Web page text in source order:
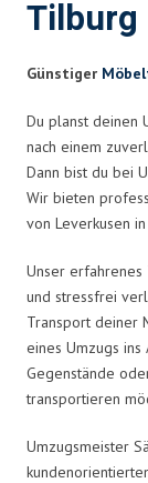
Tilburg
Günstiger
Du planst deinen
nach einem
Dann bist du bei
Wir bieten
von Leverkusen
Unser erfahrenes
und stressfrei
Transport deiner
eines Umzugs
Gegenstände
transportieren
Umzugsmeister